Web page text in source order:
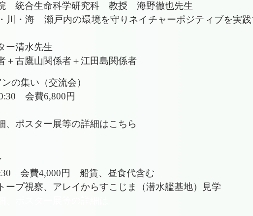
統合生命科学研究科 教授 海野徹也先生
川・海 瀬戸内の環境を守りネイチャーポジティブを実
清水先生
古鷹山関係者＋江田島関係者
ンの集い（交流会）
会費6,800円
、ポスター展等の詳細はこちら
会費4,000円 船賃、昼食代含む
ープ視察、アレイからすこじま（潜⽔艦基地）⾒学